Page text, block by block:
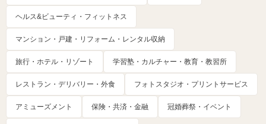
ヘルス&ビューティ・フィットネス
マンション・戸建・リフォーム・レンタル収納
旅行・ホテル・リゾート 学習塾・カルチャー・教育・教習所
レストラン・デリバリー・外食 フォトスタジオ・プリントサービス
アミューズメント 保険・共済・金融 冠婚葬祭・イベント